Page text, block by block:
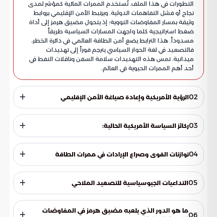
التطورات في هذا الملف. تُستخدم الممرات المائية كمؤشر لمدى
نجاح أو فشل التفاهمات الدولية. ويرتبط الأمن الإقليمي بروابط
وثيقة بمسار المفاوضات النووية؛ إذ يتحول مضيق هرمز إلى أداة
ضغط استراتيجية كلما واجهت المسارات السياسية طريقاً
مسدوداً. هذا الترابط يضع أمن الطاقة العالمي في دائرة الخطر،
فالتصعيد في لغة الحوار السياسي يترجم فوراً إلى تهديدات
ميدانية. تمس هذه التهديدات سلامة السفن وناقلات النفط في
أحد أهم الممرات الحيوية في العالم.
02الرؤية الأمريكية وإعادة صياغة الأمن الإقليمي
تتبنى الولايات المتحدة حالياً استراتيجية صارمة تهدف إلى تحقيق
استقرار مستدام عبر وضع شروط تفاوضية جديدة. تعتمد هذه
الرؤية على تقييم شامل للتجارب السابقة بهدف سد الثغرات التي قد
03ركائز السياسة الأمريكية الحالية:
تسعى هذه التحركات إلى تحجيم الطموحات النووية وضمان عدم
تجدد الأزمات التي هزت استقرار المنطقة سابقاً. كما تهدف إلى
إبقاء قنوات الحوار مفتوحة لتجنب الصدامات المباشرة التي قد
04توازنات القوى وصراع الإرادات في ممرات الطاقة
يظهر التنافس الدولي في مضيق هرمز كصراع إرادات لفرض النفوذ
وتأمين تدفقات النفط العالمية. يحاول كل طرف استثمار أوراقه
الاستراتيجية لتحقيق أكبر قدر من المكاسب على طاولة المفاوضات
لتعزيز أوراق الضغط لرفع العقوبات وكسر العزلة الدولية. في
05التداعيات الجيوسياسية للتصعيد الملاحي
يضع هذا التداخل المعقد المجتمع الدولي أمام تحديات كبرى؛
فبينما تسعى واشنطن لفرض قواعد دبلوماسية مستحدثة،
06ما هو الدور الذي يلعبه مضيق هرمز في المفاوضات